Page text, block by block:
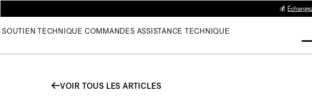
💰
SOUTIEN TECHNIQUE COMMANDES ASSISTANCE TECHNIQUE
VOIR TOUS LES ARTICLES